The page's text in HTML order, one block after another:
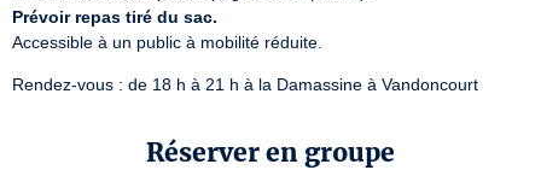
Prévoir repas tiré du sac.
Accessible à un public à mobilité réduite.
Rendez-vous : de 18 h à 21 h à la Damassine à Vandoncourt
Réserver en groupe